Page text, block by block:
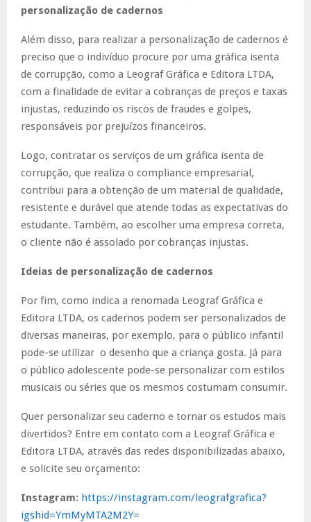
personalização de cadernos
Além disso, para realizar a personalização de cadernos é
preciso que o indivíduo procure por uma gráfica isenta
de corrupção, como a Leograf Gráfica e Editora LTDA,
com a finalidade de evitar a cobranças de preços e taxas
injustas, reduzindo os riscos de fraudes e golpes,
responsáveis por prejuízos financeiros.
Logo, contratar os serviços de um gráfica isenta de
corrupção, que realiza o compliance empresarial,
contribui para a obtenção de um material de qualidade,
resistente e durável que atende todas as expectativas do
estudante. Também, ao escolher uma empresa correta,
o cliente não é assolado por cobranças injustas.
Ideias de personalização de cadernos
Por fim, como indica a renomada Leograf Gráfica e
Editora LTDA, os cadernos podem ser personalizados de
diversas maneiras, por exemplo, para o público infantil
pode-se utilizar o desenho que a criança gosta. Já para
o público adolescente pode-se personalizar com estilos
musicais ou séries que os mesmos costumam consumir.
Quer personalizar seu caderno e tornar os estudos mais
divertidos? Entre em contato com a Leograf Gráfica e
Editora LTDA, através das redes disponibilizadas abaixo,
e solicite seu orçamento:
Instagram: https://instagram.com/leografgrafica?
igshid=YmMyMTA2M2Y=